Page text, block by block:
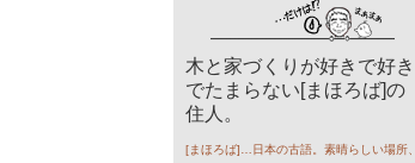
木と家づくりが好きで好き
でたまらない[まほろば]の
住人。
[まほろば]…日本の古語。素晴らしい場所、